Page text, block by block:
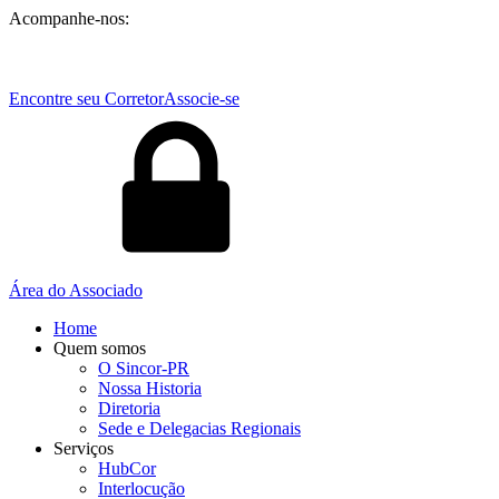
Acompanhe-nos:
Encontre seu CorretorAssocie-se
Área do Associado
Home
Quem somos
O Sincor-PR
Nossa Historia
Diretoria
Sede e Delegacias Regionais
Serviços
HubCor
Interlocução